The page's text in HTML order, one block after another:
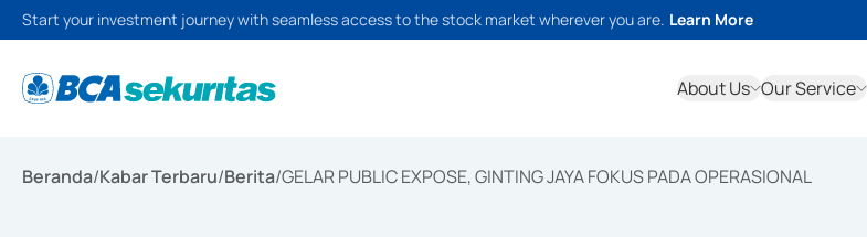
Start your investment journey with seamless access to the stock market wherever you are. Learn More
About Us Our Service
Beranda/Kabar Terbaru/Berita/GELAR PUBLIC EXPOSE, GINTING JAYA FOKUS PADA OPERASIONAL